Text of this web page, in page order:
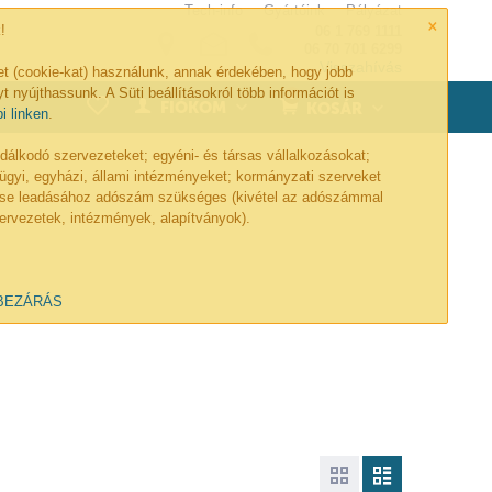
×
(cookie-kat) használunk, annak érdekében, hogy jobb
nyújthassunk. A Süti beállításokról több információt is
linken.
szervezeteket; egyéni- és társas vállalkozásokat;
egyházi, állami intézményeket; kormányzati szerveket
leadásához adószám szükséges (kivétel az adószámmal
intézmények, alapítványok).
Tech-info Gyártóink Pályázat
Visszahívás
0